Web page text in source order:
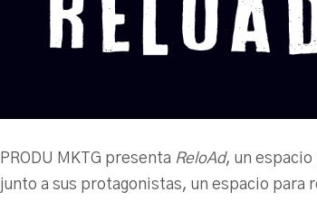
PRODU MKTG presenta ReloAd, un
junto a sus protagonistas, un espacio para